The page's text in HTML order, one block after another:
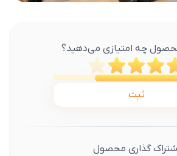
چه امتیازی می‌دهید؟
ثبت
گذاری محصول